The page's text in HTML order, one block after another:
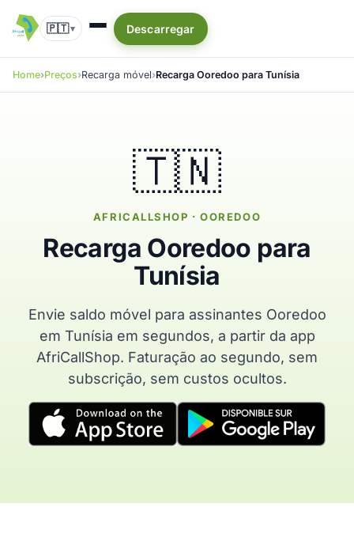
🇵🇹▾ Descarregar
Home Preços Recarga móvel Recarga Ooredoo para Tunísia
🇹🇳
AFRICALLSHOP · OOREDOO
Recarga Ooredoo para
Tunísia
Envie saldo móvel para assinantes Ooredoo
em Tunísia em segundos, a partir da app
AfriCallShop. Faturação ao segundo, sem
subscrição, sem custos ocultos.